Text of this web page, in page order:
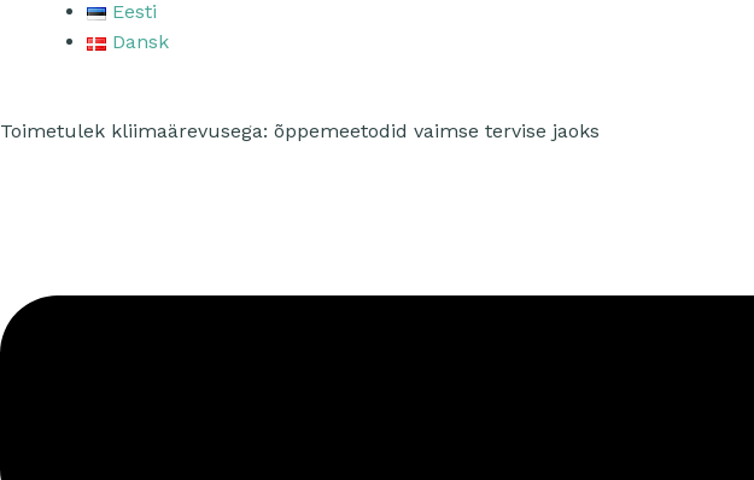
Eesti
Dansk
Toimetulek kliimaärevusega: õppemeetodid vaimse tervise jaoks